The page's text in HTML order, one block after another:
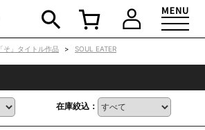
「そ」タイトル作品 > SOUL EATER
在庫絞込：